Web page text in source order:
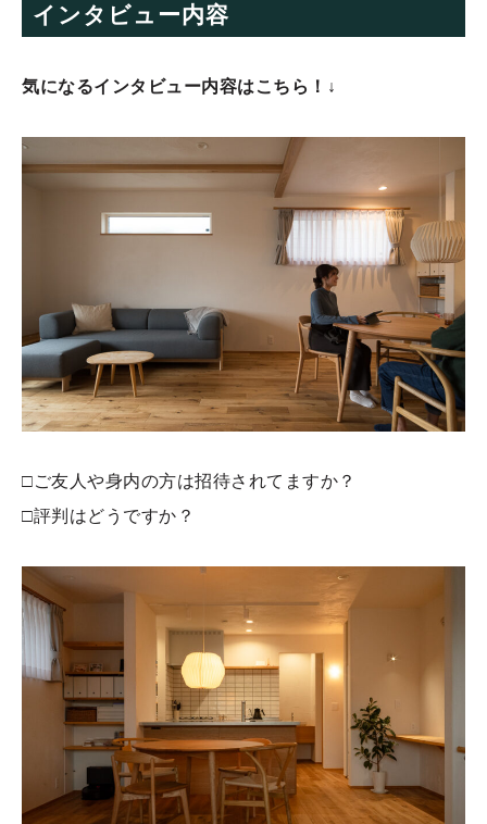
インタビュー内容
気になるインタビュー内容はこちら！↓
□ご友人や身内の方は招待されてますか？
□評判はどうですか？